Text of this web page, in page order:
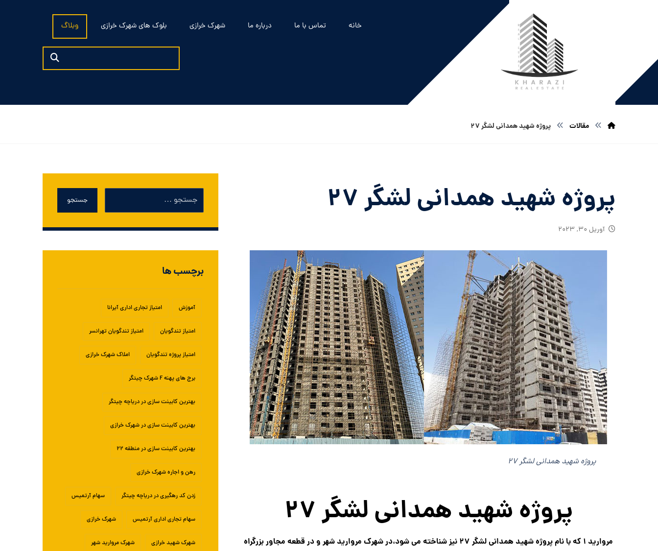
خانه تماس با ما درباره ما شهرک خرازی بلوک های شهرک خرازی وبلاگ
مقالات پروژه شهید همدانی لشگر ۲۷
پروژه شهید همدانی لشگر ۲۷
آوریل ۳۰, ۲۰۲۳
پروژه شهید همدانی لشگر ۲۷
پروژه شهید همدانی لشگر ۲۷
مروارید ۱ که با نام پروژه شهید همدانی لشگر ۲۷ نیز شناخته می شود،در شهرک مروارید شهر و در قطعه مجاور بزرگراه
جستجو
برچسب ها
آموزش امتیاز تجاری اداری آیرانا
امتیاز تندگویان امتیاز تندگویان تهرانسر
امتیاز پروژه تندگویان املاک شهرک خرازی
برج های پهنه F شهرک چیتگر
بهترین کابینت سازی در دریاچه چیتگر
بهترین کابینت سازی در شهرک خرازی
بهترین کابینت سازی در منطقه ۲۲
رهن و اجاره شهرک خرازی
زدن کد رهگیری در دریاچه چیتگر سهام آرتمیس
سهام تجاری اداری آرتمیس شهرک خرازی
شهرک شهید خرازی شهرک مروارید شهر